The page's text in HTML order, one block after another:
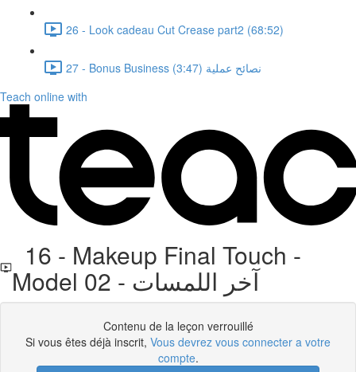
26 - Look cadeau Cut Crease part2 (68:52)
27 - Bonus Business نصائح عملية (3:47)
Teach online with
16 - Makeup Final Touch -
Model 02 - آخر اللمسات
Contenu de la leçon verrouillé
Si vous êtes déjà inscrit, Vous devrez vous connecter a votre
compte.